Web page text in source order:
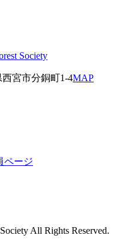
宮市分銅町1-4MAP
ページ
All Rights Reserved.